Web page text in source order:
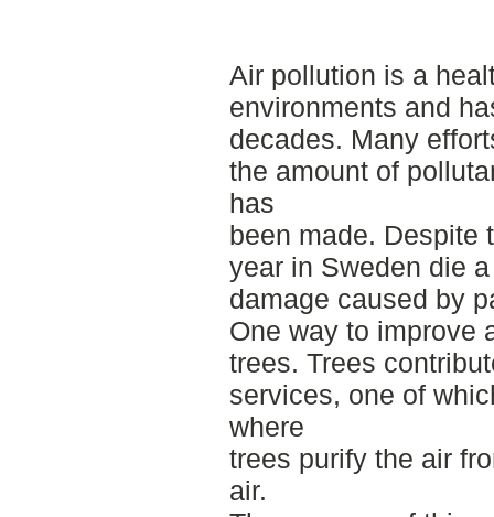
Air pollution is a
environments and
decades. Many
the amount of
has
been made. Despite
year in Sweden die
damage caused by
One way to improve
trees. Trees
services, one of
where
trees purify the air
air.